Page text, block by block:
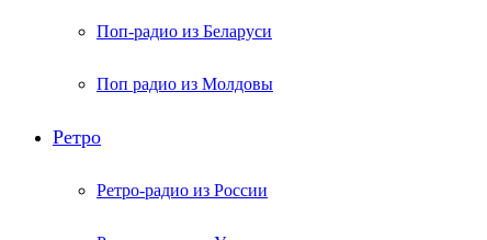
Поп-радио из Беларуси
Поп радио из Молдовы
Ретро
Ретро-радио из России